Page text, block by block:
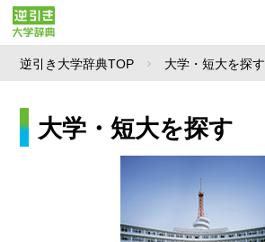
逆引き大学辞典TOP 大学・短大を探す
大学・短大を探す